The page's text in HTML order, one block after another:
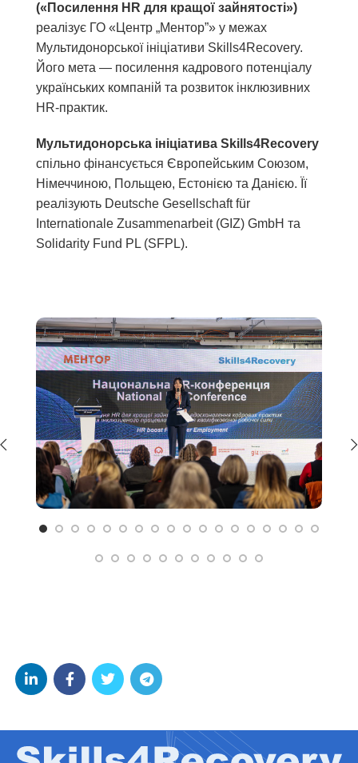
(«Посилення HR для кращої зайнятості»)
реалізує ГО «Центр „Ментор”» у межах
Мультидонорської ініціативи Skills4Recovery.
Його мета — посилення кадрового потенціалу
українських компаній та розвиток інклюзивних
HR-практик.
Мультидонорська ініціатива Skills4Recovery
спільно фінансується Європейським Союзом,
Німеччиною, Польщею, Естонією та Данією. Її
реалізують Deutsche Gesellschaft für
Internationale Zusammenarbeit (GIZ) GmbH та
Solidarity Fund PL (SFPL).